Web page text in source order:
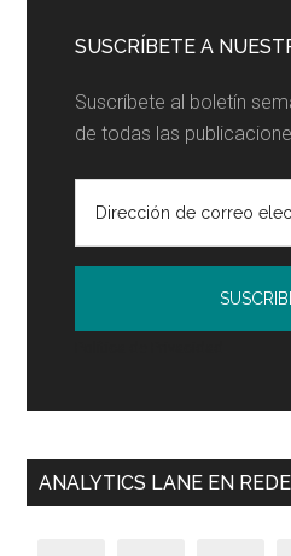
SUSCRÍBETE A
Suscríbete al boletín
de todas las
ANALYTICS LANE EN